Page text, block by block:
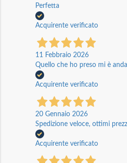
Perfetta
Acquirente verificato
11 Febbraio 2026
Quello che ho preso mi è
Acquirente verificato
20 Gennaio 2026
Spedizione veloce, ottimi
Acquirente verificato